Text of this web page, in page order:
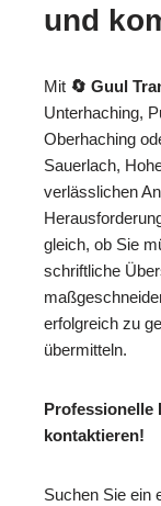
und
Mit 🔄 Guul
Unterhaching,
Oberhaching
Sauerlach,
verlässlichen
gleich, ob Sie
schriftliche
erfolgreich zu
übermitteln.
Professionelle
kontaktieren!
Suchen Sie ein